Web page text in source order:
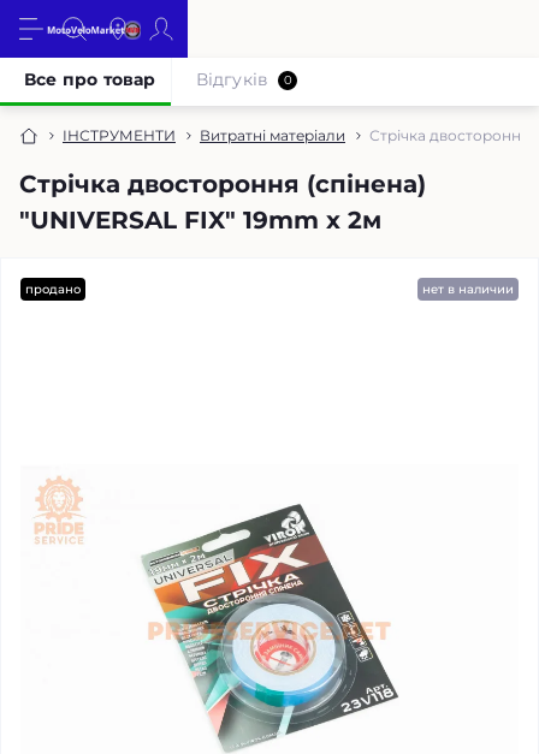
ІНСТРУМЕНТИ Витратні матеріали Стрічка двостороння
Стрічка двостороння (спінена)
"UNIVERSAL FIX" 19mm x 2м
Все про товар Відгуків 0
продано нет в наличии